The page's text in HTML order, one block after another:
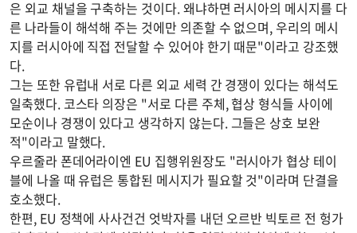
은 외교 채널을 구축하는 것이다. 왜냐하면 러시아의 메시지를 다
른 나라들이 해석해 주는 것에만 의존할 수 없으며, 우리의 메시
지를 러시아에 직접 전달할 수 있어야 한기 때문"이라고 강조했
다.
그는 또한 유럽내 서로 다른 외교 세력 간 경쟁이 있다는 해석도
일축했다. 코스타 의장은 "서로 다른 주체, 협상 형식들 사이에
모순이나 경쟁이 있다고 생각하지 않는다. 그들은 상호 보완
적"이라고 말했다.
우르줄라 폰데어라이엔 EU 집행위원장도 "러시아가 협상 테이
블에 나올 때 유럽은 통합된 메시지가 필요할 것"이라며 단결을
호소했다.
한편, EU 정책에 사사건건 엇박자를 내던 오르반 빅토르 전 헝가